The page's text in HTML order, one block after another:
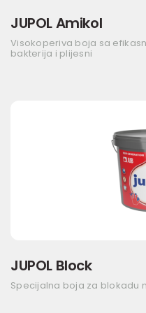
JUPOL Amikol
Visokoperiva boja sa
bakterija i plijesni
JUPOL Block
Specijalna boja za blokadu